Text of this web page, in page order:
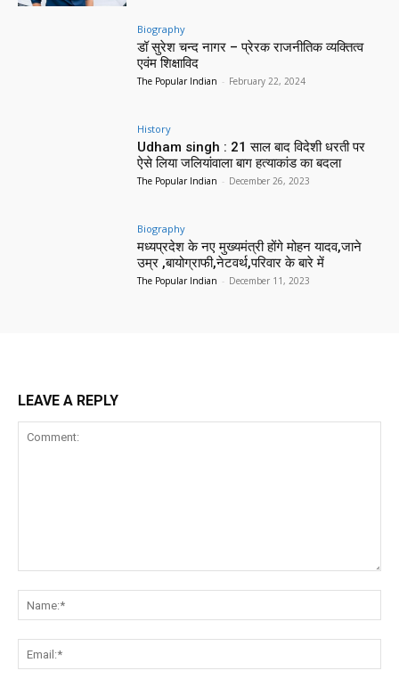
Biography
डॉ सुरेश चन्द नागर – प्रेरक राजनीतिक व्यक्तित्व
एवंम शिक्षाविद
The Popular Indian - February 22, 2024
History
Udham singh : 21 साल बाद विदेशी धरती पर
ऐसे लिया जलियांवाला बाग हत्याकांड का बदला
The Popular Indian - December 26, 2023
Biography
मध्यप्रदेश के नए मुख्यमंत्री होंगे मोहन यादव,जाने
उम्र ,बायोग्राफी,नेटवर्थ,परिवार के बारे में
The Popular Indian - December 11, 2023
LEAVE A REPLY